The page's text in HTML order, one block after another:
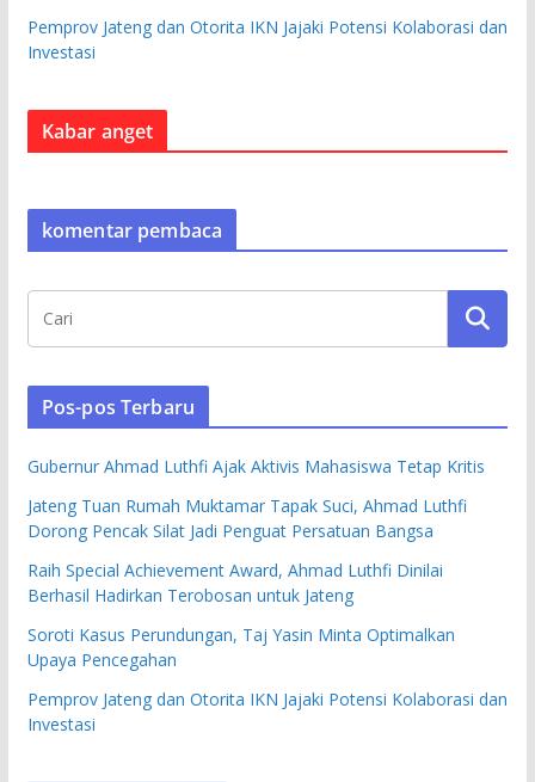
Pemprov Jateng dan Otorita IKN Jajaki Potensi Kolaborasi dan
Investasi
Kabar anget
komentar pembaca
Pos-pos Terbaru
Gubernur Ahmad Luthfi Ajak Aktivis Mahasiswa Tetap Kritis
Jateng Tuan Rumah Muktamar Tapak Suci, Ahmad Luthfi
Dorong Pencak Silat Jadi Penguat Persatuan Bangsa
Raih Special Achievement Award, Ahmad Luthfi Dinilai
Berhasil Hadirkan Terobosan untuk Jateng
Soroti Kasus Perundungan, Taj Yasin Minta Optimalkan
Upaya Pencegahan
Pemprov Jateng dan Otorita IKN Jajaki Potensi Kolaborasi dan
Investasi